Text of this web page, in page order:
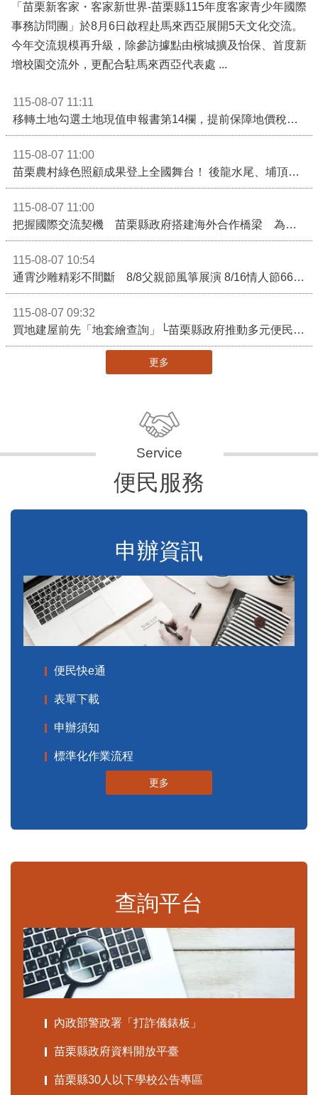
「苗栗新客家・客家新世界-苗栗縣115年度客家青少年國際
事務訪問團」於8月6日啟程赴馬來西亞展開5天文化交流。
今年交流規模再升級，除參訪據點由檳城擴及怡保、首度新
增校園交流外，更配合駐馬來西亞代表處 ...
115-08-07 11:11
移轉土地勾選土地現值申報書第14欄，提前保障地價稅節稅權益
115-08-07 11:00
苗栗農村綠色照顧成果登上全國舞台！ 後龍水尾、埔頂社區前進2026高齡健康產業博覽會
115-08-07 11:00
把握國際交流契機 苗栗縣政府搭建海外合作橋梁 為在地產業爭取更多國際市場機會
115-08-07 10:54
通霄沙雕精彩不間斷 8/8父親節風箏展演 8/16情人節66對浪漫挑戰送好禮
115-08-07 09:32
買地建屋前先「地套繪查詢」└苗栗縣政府推動多元便民諮詢服務
更多
便民服務
申辦資訊
便民快e通
表單下載
申辦須知
標準化作業流程
更多
查詢平台
內政部警政署「打詐儀錶板」
苗栗縣政府資料開放平臺
苗栗縣30人以下學校公告專區